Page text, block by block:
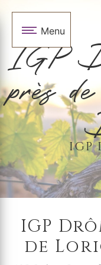
Menu
IGP
près
IGP
IGP
de